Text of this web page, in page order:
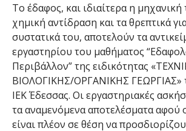
Το έδαφος, και ιδιαίτερα η
χημική αντίδραση και τα θρεπτικά
συστατικά του, αποτελούν τα
εργαστηρίου του μαθήματος
Περιβάλλον” της ειδικότητας
ΒΙΟΛΟΓΙΚΗΣ/ΟΡΓΑΝΙΚΗΣ ΓΕΩΡΓΙΑΣ»
ΙΕΚ Έδεσσας. Οι εργαστηριακές
τα αναμενόμενα αποτελέσματα αφού
είναι πλέον σε θέση να